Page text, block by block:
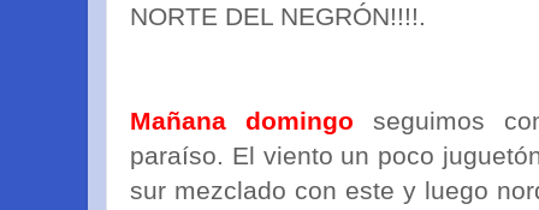
NORTE DEL NEGRÓN!!!!.
Mañana domingo seguimos
paraíso. El viento un poco
sur mezclado con este y luego